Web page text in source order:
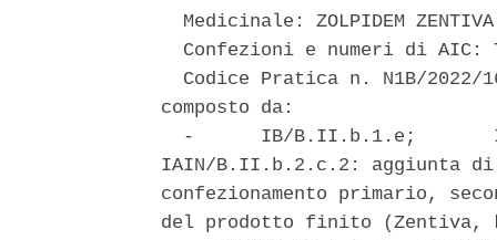
Medicinale: ZOLPIDEM
Confezioni e numeri di
Codice Pratica n. N1B/2022/
composto da:
-      IB/B.II.b.1.e;
IAIN/B.II.b.2.c.2: aggiunta di
confezionamento primario,
del prodotto finito (Zentiva,